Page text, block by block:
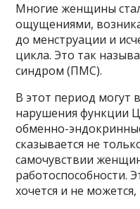
Многие женщины
ощущениями,
до менструации и
цикла. Это так
синдром (ПМС).
В этот период могут
нарушения функции
обменно-
сказывается не
самочувствии
работоспособности.
хочется и не